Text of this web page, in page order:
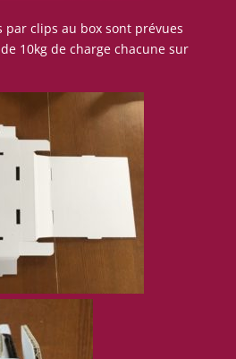
par clips au box sont prévues
10kg de charge chacune sur